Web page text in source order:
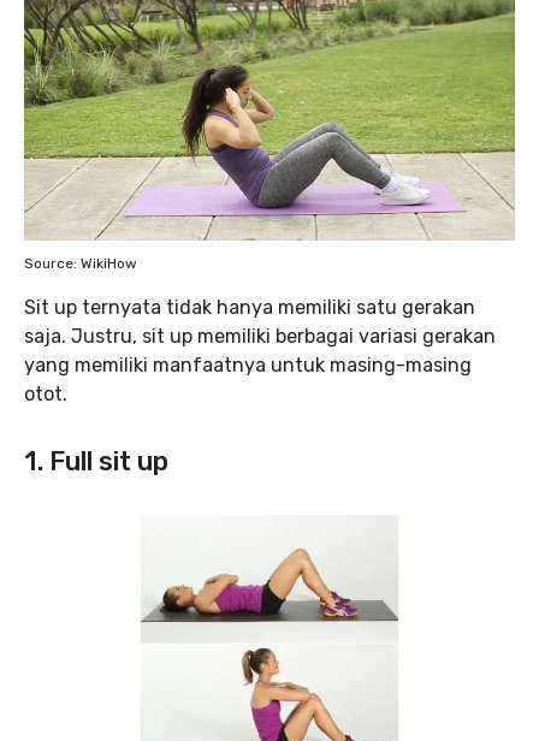
Source: WikiHow
Sit up ternyata tidak hanya memiliki satu gerakan
saja. Justru, sit up memiliki berbagai variasi gerakan
yang memiliki manfaatnya untuk masing-masing
otot.
1. Full sit up